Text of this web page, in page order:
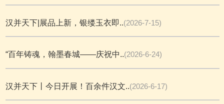
汉并天下|展品上新，银缕玉衣即..(2026-7-15)
“百年铸魂，翰墨春城——庆祝中..(2026-6-24)
汉并天下丨今日开展！百余件汉文..(2026-6-17)